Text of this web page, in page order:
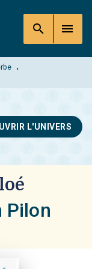
search menu
•
L'UNIVERS
Pilon